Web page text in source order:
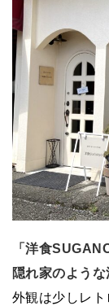
「洋食
隠れ家のよう
外観は少しレト